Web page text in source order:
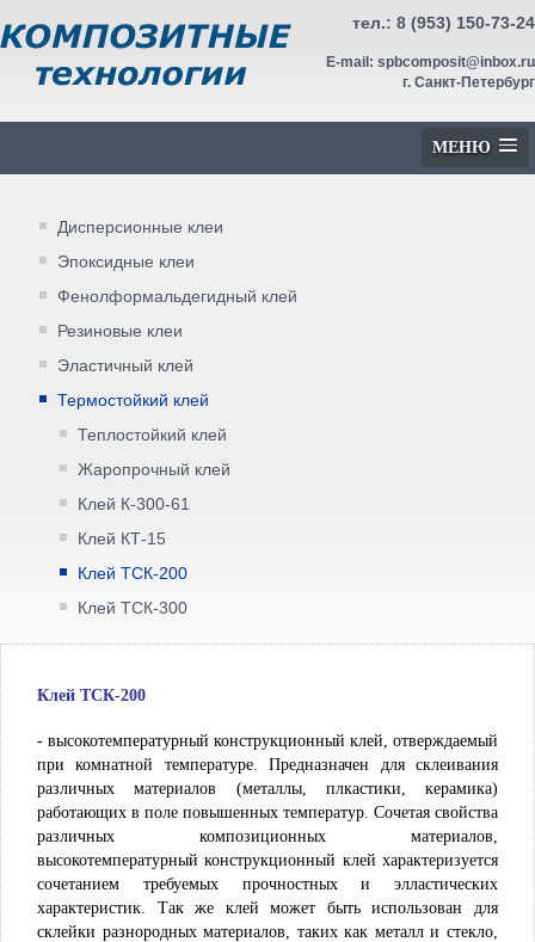
тел.: 8 (953) 150-73-24
E-mail: spbcomposit@inbox.ru
г. Санкт-Петербург
МЕНЮ
Дисперсионные клеи
Эпоксидные клеи
Фенолформальдегидный клей
Резиновые клеи
Эластичный клей
Термостойкий клей
Теплостойкий клей
Жаропрочный клей
Клей К-300-61
Клей КТ-15
Клей ТСК-200
Клей ТСК-300
Клей ТСК-200
- высокотемпературный конструкционный клей, отверждаемый
при комнатной температуре. Предназначен для склеивания
различных материалов (металлы, плкастики, керамика)
работающих в поле повышенных температур. Сочетая свойства
различных композиционных материалов,
высокотемпературный конструкционный клей характеризуется
сочетанием требуемых прочностных и элластических
характеристик. Так же клей может быть использован для
склейки разнородных материалов, таких как металл и стекло,